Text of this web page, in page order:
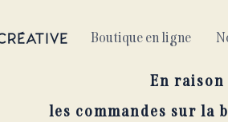
Boutique en ligne
En
les commandes sur la